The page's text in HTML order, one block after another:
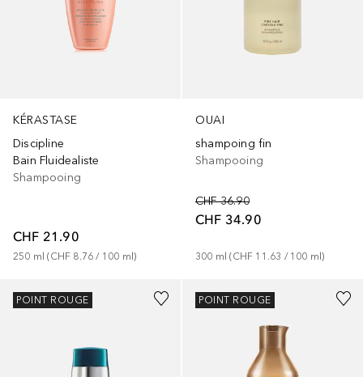
KÉRASTASE
Discipline
Bain Fluidealiste
Shampooing
CHF 21.90
250 ml (CHF 8.76 / 100 ml)
OUAI
shampoing fin
Shampooing
CHF 36.90
CHF 34.90
300 ml (CHF 11.63 / 100 ml)
POINT ROUGE POINT ROUGE